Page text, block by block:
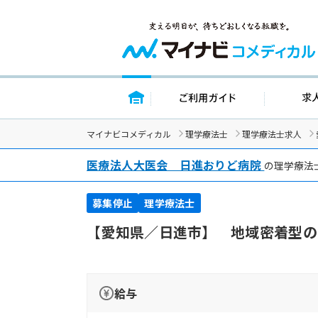
トップページ ご利用ガイ
マイナビコメディカル 理学療法士 理学療法士求人
医療法人大医会 日進おりど病院 の理学療法
募集停止 理学療法士
【愛知県／日進市】 地域密着型
給与